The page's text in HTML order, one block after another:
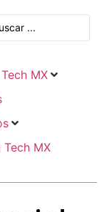
MX
Tech MX